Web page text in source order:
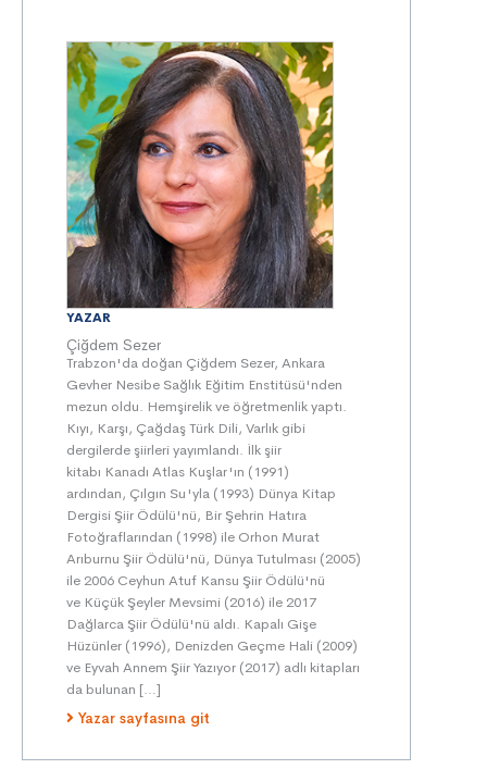
YAZAR
Çiğdem Sezer
Trabzon'da doğan Çiğdem Sezer, Ankara
Gevher Nesibe Sağlık Eğitim Enstitüsü'nden
mezun oldu. Hemşirelik ve öğretmenlik yaptı.
Kıyı, Karşı, Çağdaş Türk Dili, Varlık gibi
dergilerde şiirleri yayımlandı. İlk şiir
kitabı Kanadı Atlas Kuşlar 'ın (1991)
ardından, Çılgın Su 'yla (1993) Dünya Kitap
Dergisi Şiir Ödülü'nü, Bir Şehrin Hatıra
Fotoğraflarından (1998) ile Orhon Murat
Arıburnu Şiir Ödülü'nü, Dünya Tutulması (2005)
ile 2006 Ceyhun Atuf Kansu Şiir Ödülü'nü
ve Küçük Şeyler Mevsimi (2016) ile 2017
Dağlarca Şiir Ödülü'nü aldı. Kapalı Gişe
Hüzünler (1996), Denizden Geçme Hali (2009)
ve Eyvah Annem Şiir Yazıyor (2017) adlı kitapları
da bulunan […]
Yazar sayfasına git